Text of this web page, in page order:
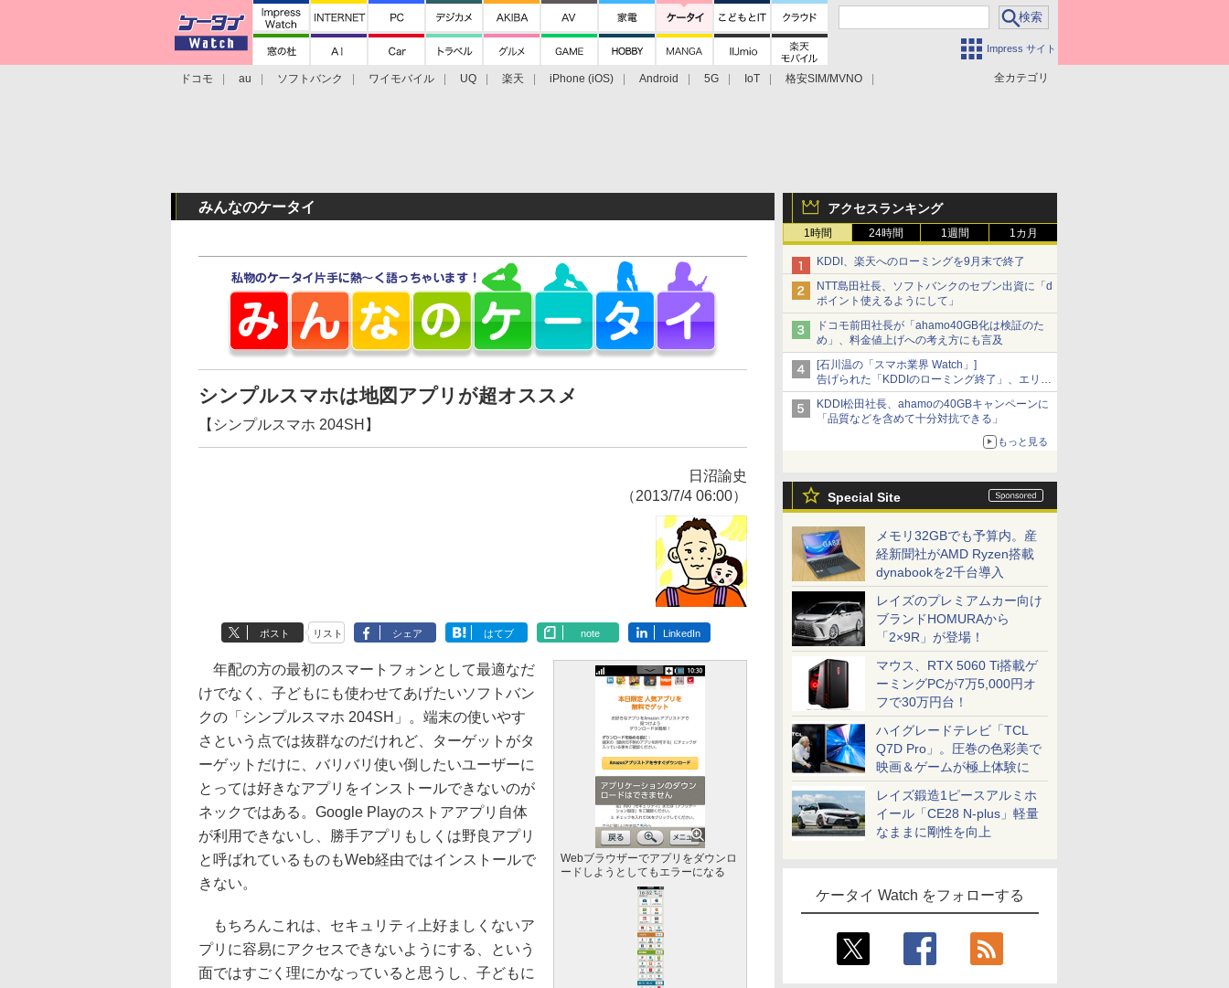
Impress サイト
全カテゴリ
ドコモ au ソフトバンク ワイモバイル UQ 楽天 iPhone (iOS) Android 5G IoT
格安SIM/MVNO
アクセスランキング
1時間 24時間 1週間 1カ月
KDDI、楽天へのローミングを9月末で終了
NTT島田社長、ソフトバンクのセブン出資に「d
ポイント使えるようにして」
ドコモ前田社長が「ahamo40GB化は検証のた
め」、料金値上げへの考え方にも言及
[石川温の「スマホ業界 Watch」]
告げられた「KDDIのローミング終了」、エリア
マップの落とし穴と楽天モバイルの課題
KDDI松田社長、ahamoの40GBキャンペーンに
「品質などを含めて十分対抗できる」
もっと見る
Special Site
メモリ32GBでも予算内。産
経新聞社がAMD Ryzen搭載
dynabookを2千台導入
レイズのプレミアムカー向け
ブランドHOMURAから
「2×9R」が登場！
マウス、RTX 5060 Ti搭載ゲ
ーミングPCが7万5,000円オ
フで30万円台！
ハイグレードテレビ「TCL
Q7D Pro」。圧巻の色彩美で
映画＆ゲームが極上体験に
レイズ鍛造1ピースアルミホ
イール「CE28 N-plus」軽量
なままに剛性を向上
ケータイ Watch をフォローする
みんなのケータイ
シンプルスマホは地図アプリが超オススメ
【シンプルスマホ 204SH】
日沼諭史
（2013/7/4 06:00）
ポスト リスト シェア はてブ note LinkedIn
Webブラウザーでアプリをダウンロ
ードしようとしてもエラーになる
年配の方の最初のスマートフォンとして最適なだ
けでなく、子どもにも使わせてあげたいソフトバン
クの「シンプルスマホ 204SH」。端末の使いやす
さという点では抜群なのだけれど、ターゲットがタ
ーゲットだけに、バリバリ使い倒したいユーザーに
とっては好きなアプリをインストールできないのが
ネックではある。Google Playのストアアプリ自体
が利用できないし、勝手アプリもしくは野良アプリ
と呼ばれているものもWeb経由ではインストールで
きない。
もちろんこれは、セキュリティ上好ましくないア
プリに容易にアクセスできないようにする、という
面ではすごく理にかなっていると思うし、子どもに